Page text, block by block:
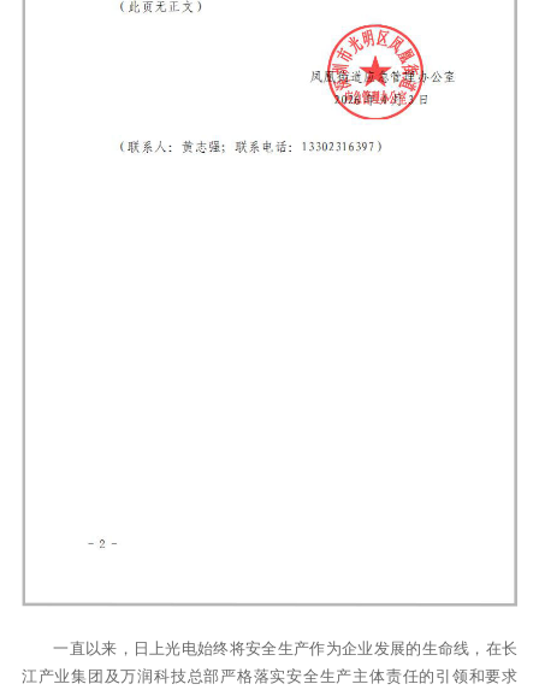
一直以来，日上光电始终将安全生产作为企业发展的生命线，在长
江产业集团及万润科技总部严格落实安全生产主体责任的引领和要求